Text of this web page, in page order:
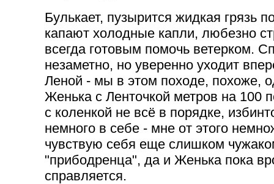
Булькает, пузырится жидкая грязь
капают холодные капли, любезно
всегда готовым помочь ветерком.
незаметно, но уверенно уходит
Леной - мы в этом походе, похоже,
Женька с Ленточкой метров на 100
с коленкой не всё в порядке,
немного в себе - мне от этого
чувствую себя еще слишком
"прибодренца", да и Женька пока
справляется.